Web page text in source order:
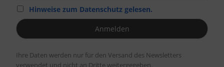
Hinweise zum Datenschutz gelesen.
Ihre Daten werden nur für den Versand des Newsletters
verwendet und nicht an Dritte weitergegeben.